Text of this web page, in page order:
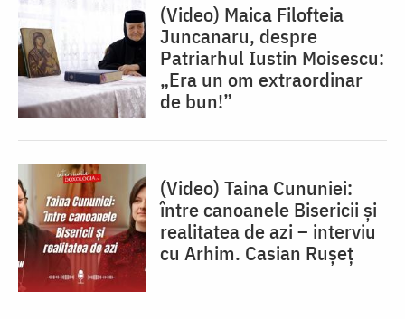
(Video) Maica Filofteia
Juncanaru, despre
Patriarhul Iustin Moisescu:
„Era un om extraordinar
de bun!”
(Video) Taina Cununiei:
între canoanele Bisericii și
realitatea de azi – interviu
cu Arhim. Casian Rușeț